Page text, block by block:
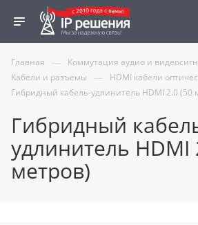
Главная — Коммутация аудио и
Кабели и разъемы — HDMI кабели
Гибридный кабель-удлинитель HDMI 2.0 (50
Гибридный
удлинитель HDMI
метров)